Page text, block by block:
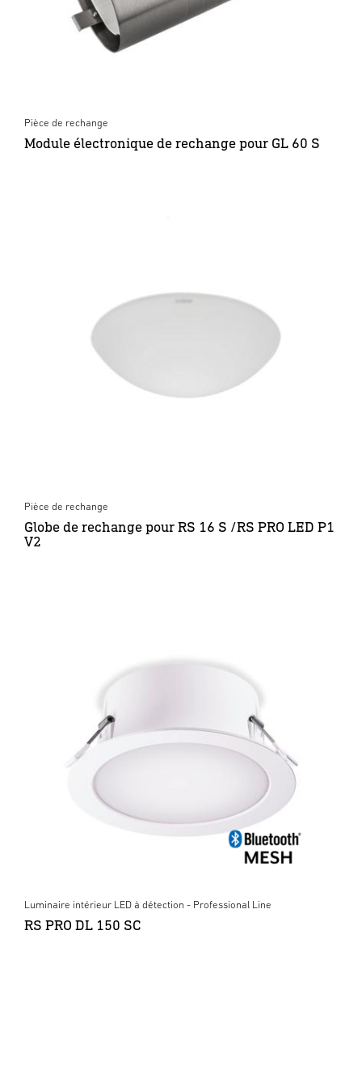
Pièce de rechange
Module électronique de rechange pour GL 60 S
Pièce de rechange
Globe de rechange pour RS 16 S /RS PRO LED P1
V2
Luminaire intérieur LED à détection - Professional Line
RS PRO DL 150 SC